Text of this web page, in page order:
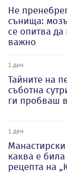
Не
сънища:
се опитва
важно
1 ден
Тайните на
съботна
ги пробваш
1 ден
каква е
рецепта на